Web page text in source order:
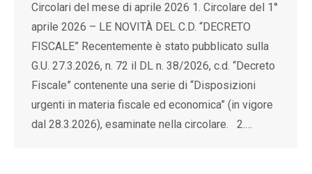
Circolari del mese di aprile 2026 1. Circolare del 1°
aprile 2026 – LE NOVITÀ DEL C.D. “DECRETO
FISCALE” Recentemente è stato pubblicato sulla
G.U. 27.3.2026, n. 72 il DL n. 38/2026, c.d. “Decreto
Fiscale” contenente una serie di “Disposizioni
urgenti in materia fiscale ed economica” (in vigore
dal 28.3.2026), esaminate nella circolare. 2.…